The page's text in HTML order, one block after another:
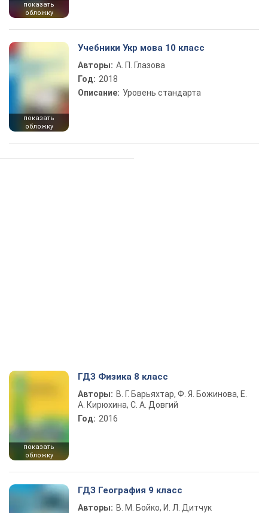
показать
обложку
показать
обложку
Учебники Укр мова 10 класс
Авторы: А. П. Глазова
Год: 2018
Описание: Уровень стандарта
показать
обложку
ГДЗ Физика 8 класс
Авторы: В. Г. Барьяхтар, Ф. Я. Божинова, Е.
А. Кирюхина, С. А. Довгий
Год: 2016
ГДЗ География 9 класс
Авторы: В. М. Бойко, И. Л. Дитчук